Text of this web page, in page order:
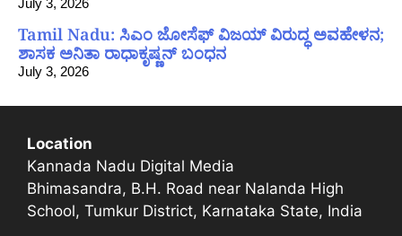
July 3, 2026
Tamil Nadu: ಸಿಎಂ ಜೋಸೆಫ್ ವಿಜಯ್ ವಿರುದ್ಧ ಅವಹೇಳನ;
ಶಾಸಕ ಅನಿತಾ ರಾಧಾಕೃಷ್ಣನ್ ಬಂಧನ
July 3, 2026
Location
Kannada Nadu Digital Media
Bhimasandra, B.H. Road near Nalanda High
School, Tumkur District, Karnataka State, India